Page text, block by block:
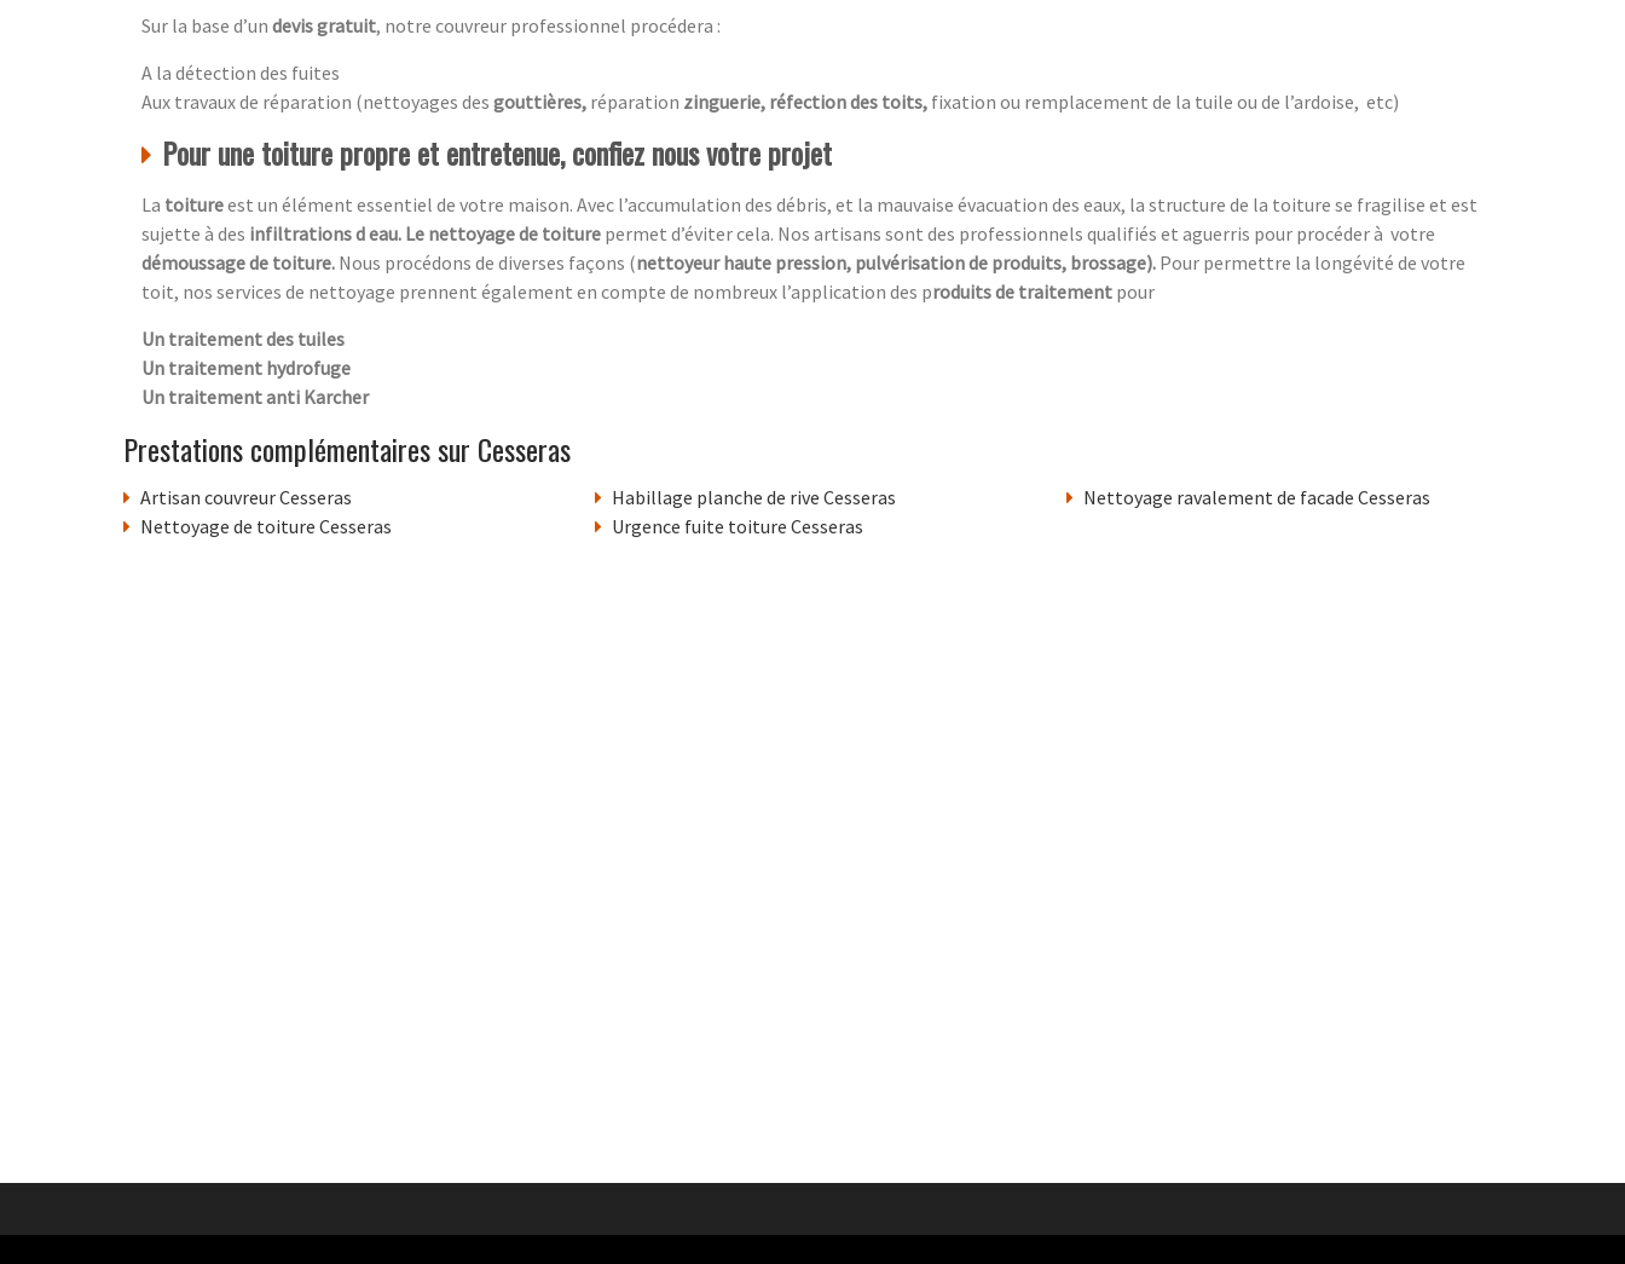
Sur la base d’un devis gratuit, notre couvreur professionnel procédera :
A la détection des fuites
Aux travaux de réparation (nettoyages des gouttières, réparation zinguerie, réfection des toits, fixation ou remplacement de la tuile ou de l’ardoise, etc)
Pour une toiture propre et entretenue, confiez nous votre projet
La toitureest un élément essentiel de votre maison. Avec l’accumulation des débris, et la mauvaise évacuation des eaux, la structure de la toiture se fragilise et est
sujette à des infiltrations d eau. Le nettoyage de toiture permet d’éviter cela. Nos artisans sont des professionnels qualifiés et aguerris pour procéder à votre
démoussage de toiture. Nous procédons de diverses façons (nettoyeur haute pression, pulvérisation de produits, brossage). Pour permettre la longévité de votre
toit, nos services de nettoyage prennent également en compte de nombreux l’application des produits de traitement pour
Un traitement des tuiles
Un traitement hydrofuge
Un traitement anti Karcher
Prestations complémentaires sur Cesseras
Artisan couvreur Cesseras
Nettoyage de toiture Cesseras
Habillage planche de rive Cesseras
Urgence fuite toiture Cesseras
Nettoyage ravalement de facade Cesseras